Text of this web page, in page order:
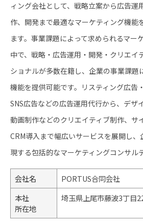
ィング会社として、戦略立案から広告運
作、開発まで最適なマーケティング機能
ます。事業課題によって求められるマー
中で、戦略・広告運用・開発・クリエイ
ショナルが多数在籍し、企業の事業課題
機能を提供可能です。リスティング広告
SNS広告などの広告運用代行から、デザ
動画制作などのクリエイティブ制作、サ
CRM導入まで幅広いサービスを展開し
現する包括的なマーケティングコンサル
会社名
PORTUS合同会社
本社
所在地
埼玉県上尾市藤波3丁目